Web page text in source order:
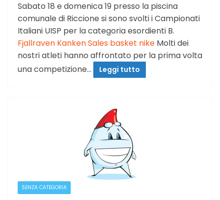
Sabato 18 e domenica 19 presso la piscina
comunale di Riccione si sono svolti i Campionati
Italiani UISP per la categoria esordienti B.
Fjallraven Kanken Sales basket nike Molti dei
nostri atleti hanno affrontato per la prima volta
una competizione…
Leggi tutto
SENZA CATEGORIA